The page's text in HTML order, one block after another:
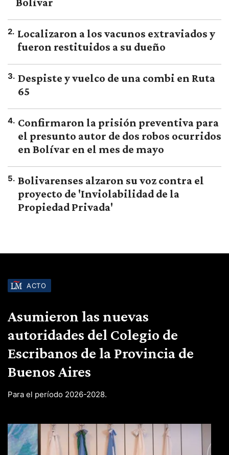
2. Localizaron a los vacunos extraviados y
fueron restituidos a su dueño
3. Despiste y vuelco de una combi en Ruta
65
4. Confirmaron la prisión preventiva para
el presunto autor de dos robos ocurridos
en Bolívar en el mes de mayo
5. Bolivarenses alzaron su voz contra el
proyecto de 'Inviolabilidad de la
Propiedad Privada'
ACTO
Asumieron las nuevas
autoridades del Colegio de
Escribanos de la Provincia de
Buenos Aires
Para el período 2026-2028.